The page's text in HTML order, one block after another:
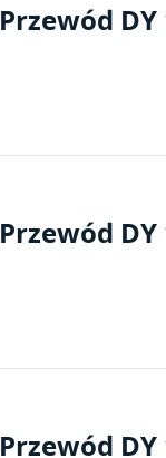
Przewód DY
Przewód DY
Przewód DY